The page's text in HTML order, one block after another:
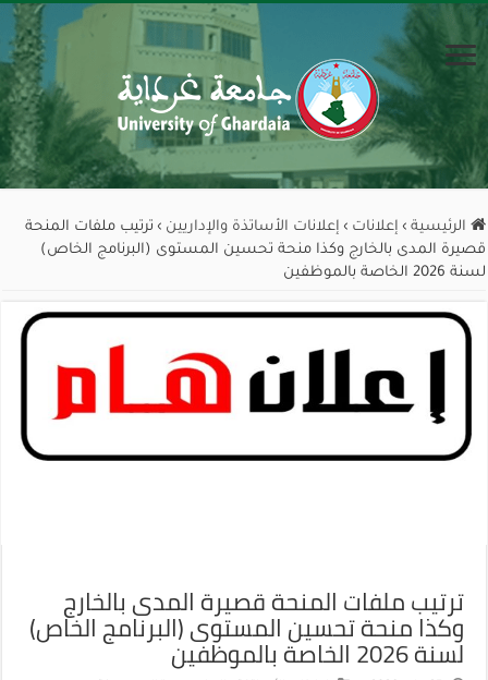
الرئيسية › إعلانات › إعلانات الأساتذة والإداريين › ترتيب ملفات المنحة
قصيرة المدى بالخارج وكذا منحة تحسين المستوى (البرنامج الخاص)
لسنة 2026 الخاصة بالموظفين
ترتيب ملفات المنحة قصيرة المدى بالخارج
وكذا منحة تحسين المستوى (البرنامج الخاص)
لسنة 2026 الخاصة بالموظفين